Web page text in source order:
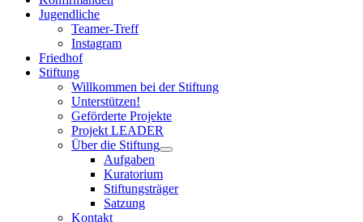
Jugendliche
Teamer-Treff
Instagram
Friedhof
Stiftung
Willkommen bei der Stiftung
Unterstützen!
Geförderte Projekte
Projekt LEADER
Über die Stiftung
Aufgaben
Kuratorium
Stiftungsträger
Satzung
Kontakt